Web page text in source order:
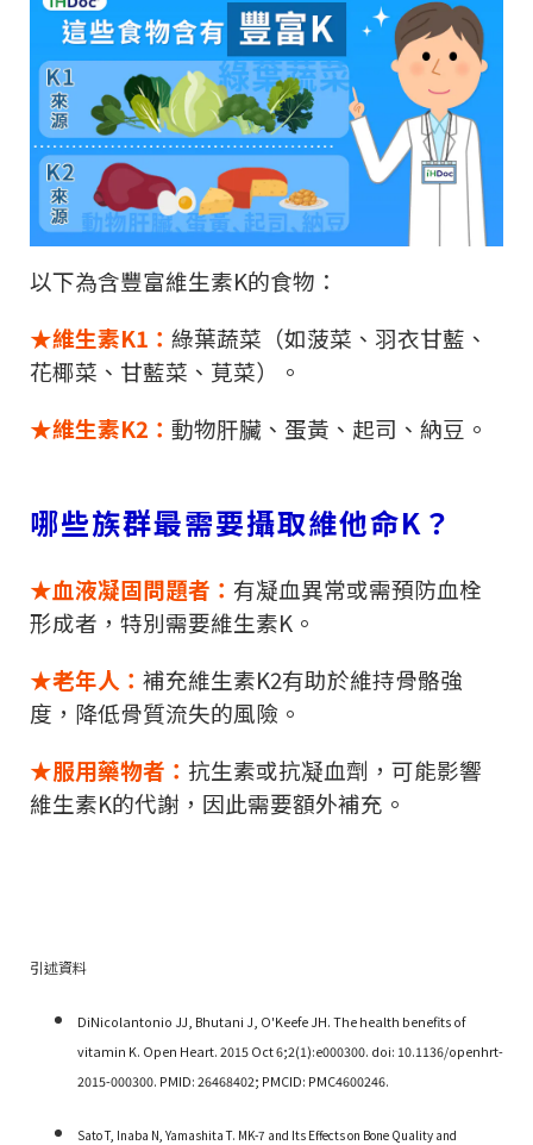
以下為含豐富維生素K的食物：
★維生素K1 ： 綠葉蔬菜（如菠菜、羽衣甘藍、
花椰菜、甘藍菜、莧菜）。
★維生素K2 ： 動物肝臟、蛋黃、起司、納豆。
哪些族群最需要攝取維他命K ？
★血液凝固問題者： 有凝血異常或需預防血栓
形成者，特別需要維生素K 。
★老年人： 補充維生素K2有助於維持骨骼強
度，降低骨質流失的風險。
★服用藥物者： 抗生素或抗凝血劑，可能影響
維生素K的代謝，因此需要額外補充。
引述資料
DiNicolantonio JJ, Bhutani J, O'Keefe JH. The health benefits of
vitamin K. Open Heart. 2015 Oct 6;2(1):e000300. doi: 10.1136/openhrt-
2015-000300. PMID: 26468402; PMCID: PMC4600246.
Sato T, Inaba N, Yamashita T. MK-7 and Its Effects on Bone Quality and